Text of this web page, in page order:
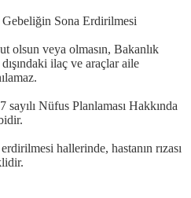
Sona Erdirilmesi
olsun veya olmasın, Bakanlık
ilaç ve araçlar aile
Nüfus Planlaması Hakkında
hallerinde, hastanın rızası